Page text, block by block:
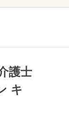
護士
キ